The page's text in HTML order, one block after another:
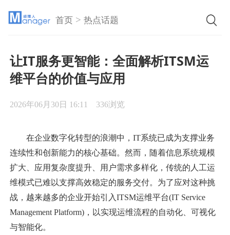
首页 >热点话题
让IT服务更智能：全面解析ITSM运
维平台的价值与应用
2026年06月30日 16:11 336浏览
在企业数字化转型的浪潮中，IT系统已成为支撑业务
连续性和创新能力的核心基础。然而，随着信息系统规模
扩大、应用复杂度提升、用户需求多样化，传统的人工运
维模式已难以支撑高效稳定的服务交付。为了应对这种挑
战，越来越多的企业开始引入ITSM运维平台(IT Service
Management Platform)，以实现运维流程的自动化、可视化
与智能化。